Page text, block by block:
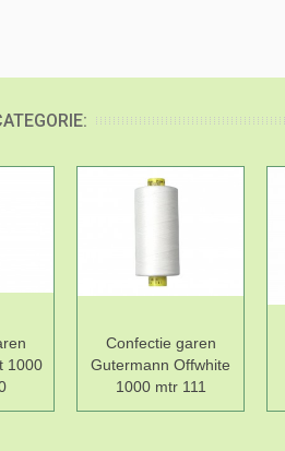
1000
Confectie garen
Gutermann Offwhite
1000 mtr 111